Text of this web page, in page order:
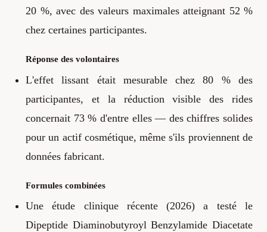
20 %, avec des valeurs maximales atteignant 52 %
chez certaines participantes.
Réponse des volontaires
L'effet lissant était mesurable chez 80 % des
participantes, et la réduction visible des rides
concernait 73 % d'entre elles — des chiffres solides
pour un actif cosmétique, même s'ils proviennent de
données fabricant.
Formules combinées
Une étude clinique récente (2026) a testé le
Dipeptide Diaminobutyroyl Benzylamide Diacetate